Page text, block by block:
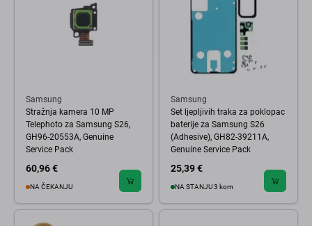
Samsung
Stražnja kamera 10 MP
Telephoto za Samsung S26,
GH96-20553A, Genuine
Service Pack
60,96 €
NA ČEKANJU
Samsung
Set ljepljivih traka za poklopac
baterije za Samsung S26
(Adhesive), GH82-39211A,
Genuine Service Pack
25,39 €
NA STANJU 3 kom